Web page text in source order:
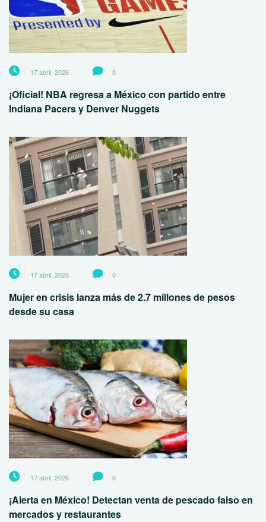
17 abril, 2026 0
¡Oficial! NBA regresa a México con partido entre
Indiana Pacers y Denver Nuggets
17 abril, 2026 0
Mujer en crisis lanza más de 2.7 millones de pesos
desde su casa
17 abril, 2026 0
¡Alerta en México! Detectan venta de pescado falso en
mercados y restaurantes